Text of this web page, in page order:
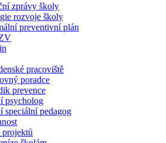
zprávy školy
rozvoje školy
preventivní plán
pracoviště
poradce
prevence
psycholog
speciální pedagog
projektů